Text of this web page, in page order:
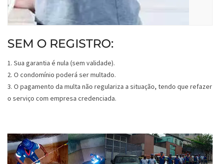
SEM O REGISTRO:
1. Sua garantia é nula (sem validade).
2. O condomínio poderá ser multado.
3. O pagamento da multa não regulariza a situação, tendo que refazer
o serviço com empresa credenciada.